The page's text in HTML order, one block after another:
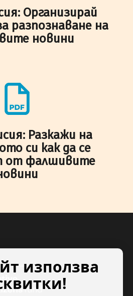
Организирай
разпознаване на
новини
Разкажи на
си как да се
от фалшивите
използва